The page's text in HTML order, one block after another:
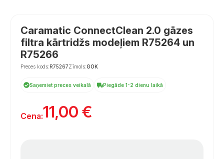
Caramatic ConnectClean 2.0 gāzes
filtra kārtridžs modeļiem R75264 un
R75266
Preces kods:R75267Zīmols:GOK
Saņemiet preces veikalā Piegāde 1-2 dienu laikā
Cena:11,00 €